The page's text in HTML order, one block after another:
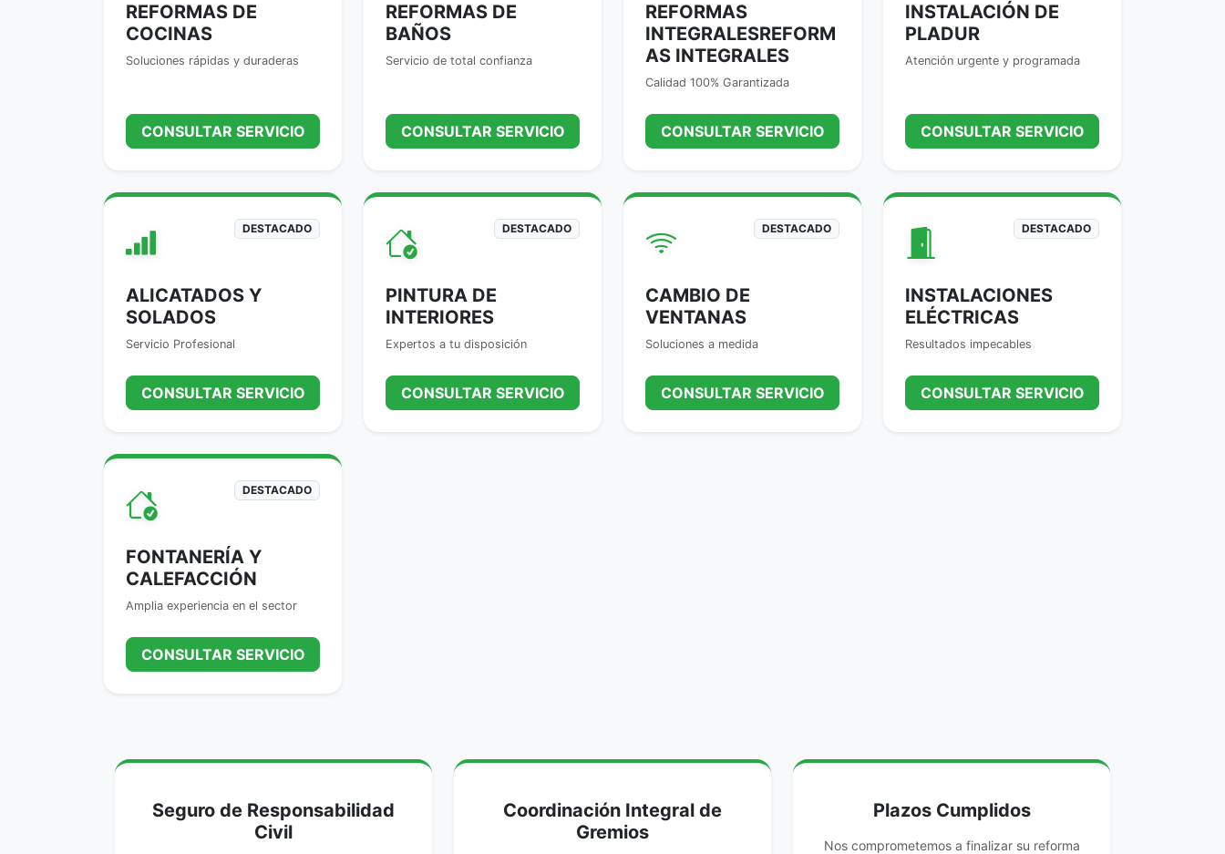
REFORMAS DE
COCINAS
Soluciones rápidas y duraderas
CONSULTAR SERVICIO
REFORMAS DE
BAÑOS
Servicio de total confianza
CONSULTAR SERVICIO
REFORMAS
INTEGRALESREFORM
AS INTEGRALES
Calidad 100% Garantizada
CONSULTAR SERVICIO
INSTALACIÓN DE
PLADUR
Atención urgente y programada
CONSULTAR SERVICIO
DESTACADO
ALICATADOS Y
SOLADOS
Servicio Profesional
CONSULTAR SERVICIO
DESTACADO
PINTURA DE
INTERIORES
Expertos a tu disposición
CONSULTAR SERVICIO
DESTACADO
CAMBIO DE
VENTANAS
Soluciones a medida
CONSULTAR SERVICIO
DESTACADO
INSTALACIONES
ELÉCTRICAS
Resultados impecables
CONSULTAR SERVICIO
DESTACADO
FONTANERÍA Y
CALEFACCIÓN
Amplia experiencia en el sector
CONSULTAR SERVICIO
Seguro de Responsabilidad
Civil
Coordinación Integral de
Gremios
Plazos Cumplidos
Nos comprometemos a finalizar su reforma